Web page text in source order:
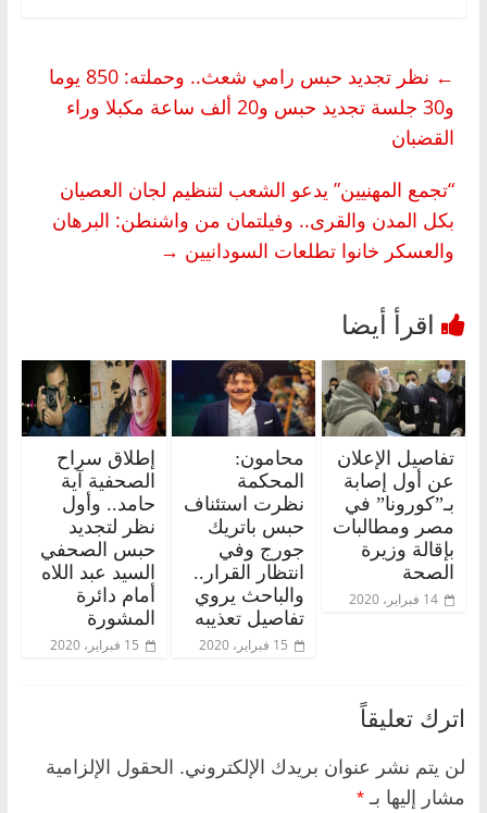
←
نظر تجديد حبس رامي شعث.. وحملته: 850 يوما
و30 جلسة تجديد حبس و20 ألف ساعة مكبلا وراء
القضبان
“تجمع المهنيين” يدعو الشعب لتنظيم لجان العصيان
بكل المدن والقرى.. وفيلتمان من واشنطن: البرهان
والعسكر خانوا تطلعات السودانيين →
تفاصيل الإعلان
عن أول إصابة
بـ”كورونا” في
مصر ومطالبات
بإقالة وزيرة
الصحة
14 فبراير، 2020
محامون:
المحكمة
نظرت استئناف
حبس باتريك
جورج وفي
انتظار القرار..
والباحث يروي
تفاصيل تعذيبه
15 فبراير، 2020
إطلاق سراح
الصحفية آية
حامد.. وأول
نظر لتجديد
حبس الصحفي
السيد عبد اللاه
أمام دائرة
المشورة
15 فبراير، 2020
اترك تعليقاً
لن يتم نشر عنوان بريدك الإلكتروني. الحقول الإلزامية
مشار إليها بـ *